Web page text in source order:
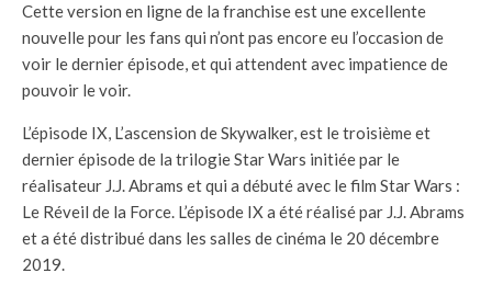
Cette version en ligne de la franchise est une excellente
nouvelle pour les fans qui n’ont pas encore eu l’occasion de
voir le dernier épisode, et qui attendent avec impatience de
pouvoir le voir.
L’épisode IX, L’ascension de Skywalker, est le troisième et
dernier épisode de la trilogie Star Wars initiée par le
réalisateur J.J. Abrams et qui a débuté avec le film Star Wars :
Le Réveil de la Force. L’épisode IX a été réalisé par J.J. Abrams
et a été distribué dans les salles de cinéma le 20 décembre
2019.